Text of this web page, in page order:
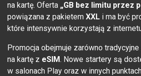
na kartę. Oferta „GB bez limitu przez
powiązana z pakietem XXL i ma być
które intensywnie korzystają z
Promocja obejmuje zarówno
na kartę z eSIM. Nowe startery są
w salonach Play oraz w innych